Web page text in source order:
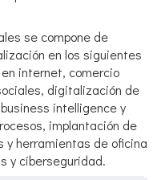
se compone de
en los siguientes
internet, comercio
digitalización de
intelligence y
implantación de
herramientas de oficina
y ciberseguridad.